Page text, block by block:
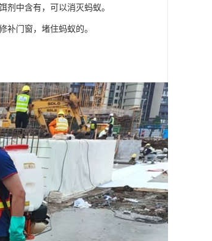
剂中含有，可以消灭蚂蚁。
补门窗，堵住蚂蚁的。